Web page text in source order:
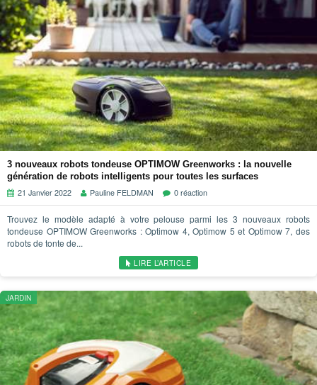
3 nouveaux robots tondeuse OPTIMOW Greenworks : la nouvelle
génération de robots intelligents pour toutes les surfaces
21 Janvier 2022
Pauline FELDMAN 0 réaction
Trouvez le modèle adapté à votre pelouse parmi les 3 nouveaux robots
tondeuse OPTIMOW Greenworks : Optimow 4, Optimow 5 et Optimow 7, des
robots de tonte de...
LIRE L’ARTICLE
JARDIN